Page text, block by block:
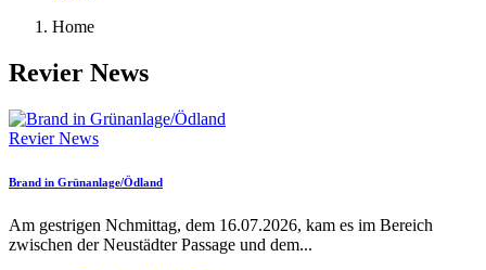
Home
Revier News
Revier News
Brand in Grünanlage/Ödland
Am gestrigen Nchmittag, dem 16.07.2026, kam es im Bereich
zwischen der Neustädter Passage und dem...